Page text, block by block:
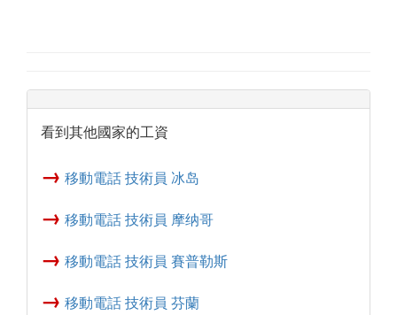
看到其他國家的工資
→ 移動電話 技術員 冰岛
→ 移動電話 技術員 摩纳哥
→ 移動電話 技術員 賽普勒斯
→ 移動電話 技術員 芬蘭